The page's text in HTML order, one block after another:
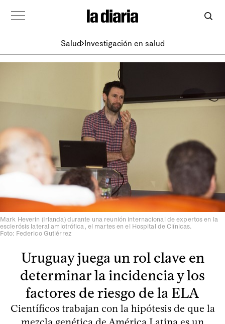
Salud Investigación en salud
Mark Heverin (Irlanda) durante una reunión internacional de expertos en la
esclerósis lateral amiotrófica, el martes en el Hospital de Clínicas.
Foto: Federico Gutiérrez
Uruguay juega un rol clave en
determinar la incidencia y los
factores de riesgo de la ELA
Científicos trabajan con la hipótesis de que la